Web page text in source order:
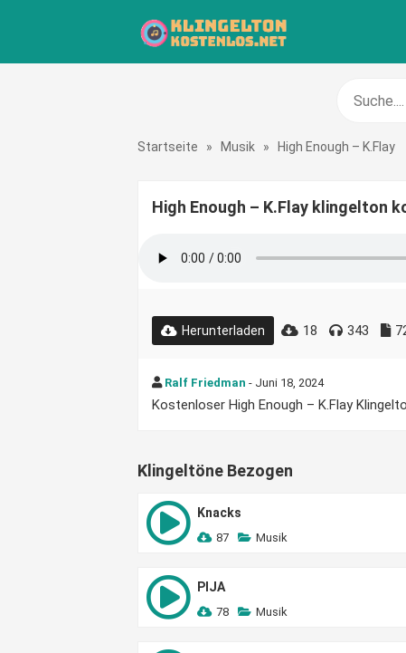
Startseite » Musik » High Enough – K.Flay
High Enough – K.Flay klingelton
Herunterladen 18 343
Ralf Friedman - Juni 18, 2024
Kostenloser High Enough – K.Flay
Klingeltöne Bezogen
Knacks
87 Musik
PIJA
78 Musik